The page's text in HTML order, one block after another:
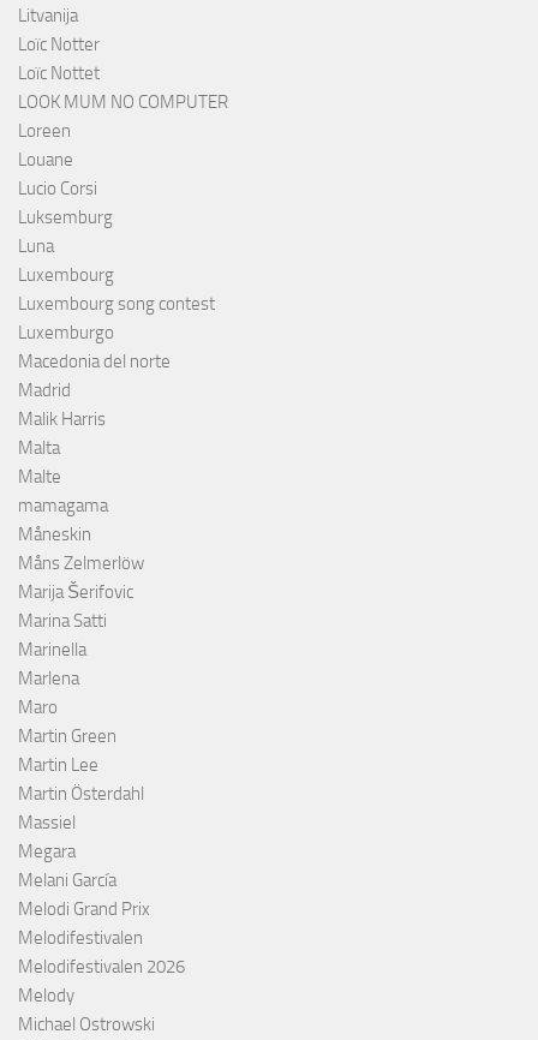
Litvanija
Loïc Notter
Loïc Nottet
LOOK MUM NO COMPUTER
Loreen
Louane
Lucio Corsi
Luksemburg
Luna
Luxembourg
Luxembourg song contest
Luxemburgo
Macedonia del norte
Madrid
Malik Harris
Malta
Malte
mamagama
Måneskin
Måns Zelmerlöw
Marija Šerifovic
Marina Satti
Marinella
Marlena
Maro
Martin Green
Martin Lee
Martin Österdahl
Massiel
Megara
Melani García
Melodi Grand Prix
Melodifestivalen
Melodifestivalen 2026
Melody
Michael Ostrowski